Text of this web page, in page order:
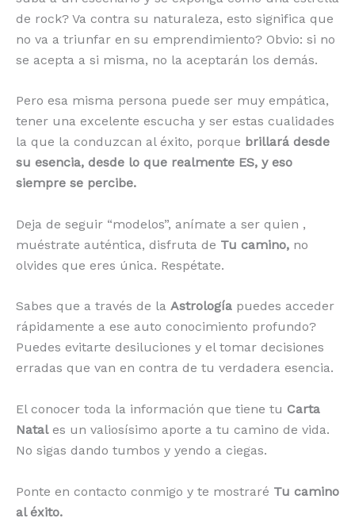
de rock? Va contra su naturaleza, esto significa que
no va a triunfar en su emprendimiento? Obvio: si no
se acepta a si misma, no la aceptarán los demás.
Pero esa misma persona puede ser muy empática,
tener una excelente escucha y ser estas cualidades
la que la conduzcan al éxito, porque brillará desde
su esencia, desde lo que realmente ES, y eso
siempre se percibe.
Deja de seguir “modelos”, anímate a ser quien ,
muéstrate auténtica, disfruta de Tu camino, no
olvides que eres única. Respétate.
Sabes que a través de la Astrología puedes acceder
rápidamente a ese auto conocimiento profundo?
Puedes evitarte desiluciones y el tomar decisiones
erradas que van en contra de tu verdadera esencia.
El conocer toda la información que tiene tu Carta
Natales un valiosísimo aporte a tu camino de vida.
No sigas dando tumbos y yendo a ciegas.
Ponte en contacto conmigo y te mostraré Tu camino
al éxito.